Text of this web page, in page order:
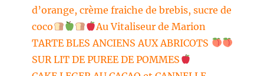
d’orange, crème fraiche de brebis, sucre de
coco
Au Vitaliseur de Marion
TARTE BLES ANCIENS AUX ABRICOTS
SUR LIT DE PUREE DE POMMES